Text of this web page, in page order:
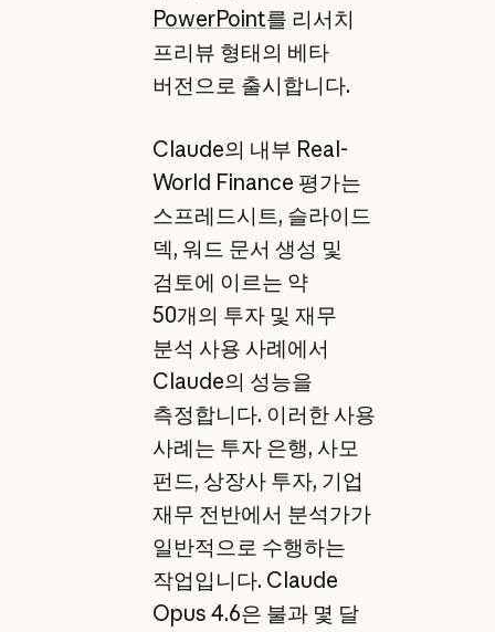
PowerPoint를 리서치
프리뷰 형태의 베타
버전으로 출시합니다.
Claude의 내부 Real-
World Finance 평가는
스프레드시트, 슬라이드
덱, 워드 문서 생성 및
검토에 이르는 약
50개의 투자 및 재무
분석 사용 사례에서
Claude의 성능을
측정합니다. 이러한 사용
사례는 투자 은행, 사모
펀드, 상장사 투자, 기업
재무 전반에서 분석가가
일반적으로 수행하는
작업입니다. Claude
Opus 4.6은 불과 몇 달